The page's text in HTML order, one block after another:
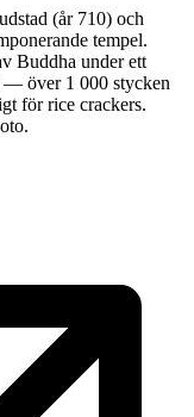
(år 710) och
tempel.
Buddha under ett
— över 1 000 stycken
för rice crackers.